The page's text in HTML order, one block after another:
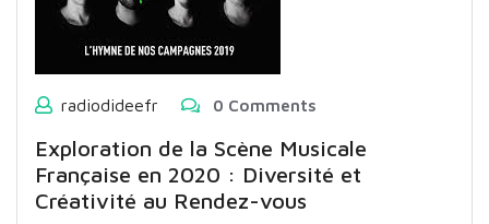
radiodideefr 0 Comments
Exploration de la Scène Musicale
Française en 2020 : Diversité et
Créativité au Rendez-vous